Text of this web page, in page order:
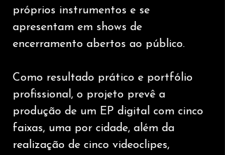
próprios instrumentos e se
apresentam em shows de
encerramento abertos ao público.
Como resultado prático e portfólio
profissional, o projeto prevê a
produção de um EP digital com cinco
faixas, uma por cidade, além da
realização de cinco videoclipes,